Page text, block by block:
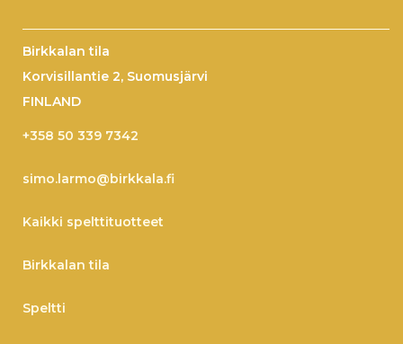
Birkkalan tila
Korvisillantie 2, Suomusjärvi
FINLAND
+358 50 339 7342
simo.larmo@birkkala.fi
Kaikki spelttituotteet
Birkkalan tila
Speltti